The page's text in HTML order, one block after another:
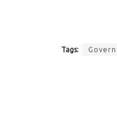
Tags: